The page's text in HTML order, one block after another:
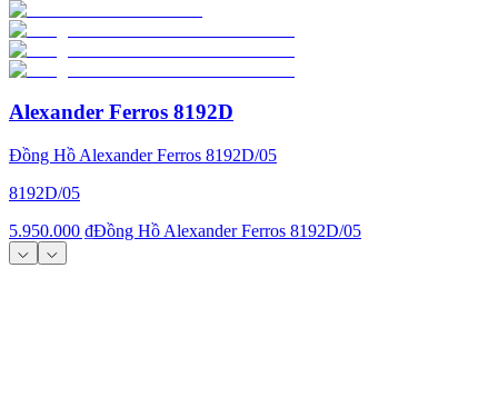
Alexander Ferros 8192D
Đồng Hồ Alexander Ferros 8192D/05
8192D/05
5.950.000 ₫Đồng Hồ Alexander Ferros 8192D/05